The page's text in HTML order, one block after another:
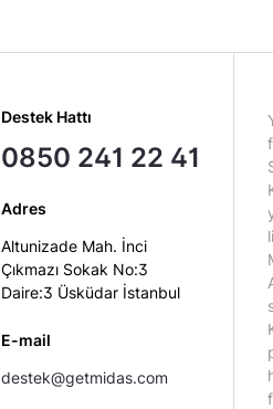
Destek Hattı
0850 241 22 41
Adres
Altunizade Mah. İnci
Çıkmazı Sokak No:3
Daire:3 Üsküdar İstanbul
E-mail
destek@getmidas.com